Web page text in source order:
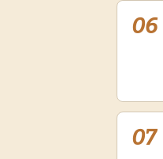
06
07